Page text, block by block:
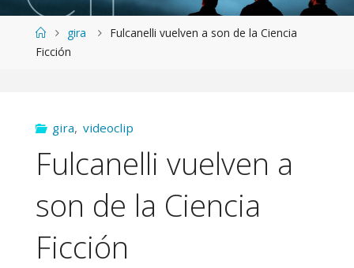
Página
de
gira
Fulcanelli vuelven a son de la Ciencia
Ficción
gira, videoclip
Fulcanelli vuelven a
son de la Ciencia
Ficción